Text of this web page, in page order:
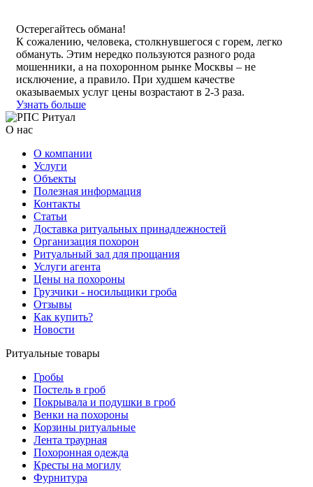
Остерегайтесь обмана!
К сожалению, человека, столкнувшегося с горем, легко
обмануть. Этим нередко пользуются разного рода
мошенники, а на похоронном рынке Москвы – не
исключение, а правило. При худшем качестве
оказываемых услуг цены возрастают в 2-3 раза.
Узнать больше
О нас
О компании
Услуги
Объекты
Полезная информация
Контакты
Статьи
Доставка ритуальных принадлежностей
Организация похорон
Ритуальный зал для прощания
Услуги агента
Цены на похороны
Грузчики - носильщики гроба
Отзывы
Как купить?
Новости
Ритуальные товары
Гробы
Постель в гроб
Покрывала и подушки в гроб
Венки на похороны
Корзины ритуальные
Лента траурная
Похоронная одежда
Кресты на могилу
Фурнитура